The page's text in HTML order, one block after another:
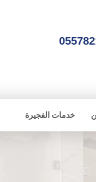
خدمات الفجيرة